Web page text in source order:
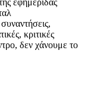
εφημερίδας
κριτικές
δεν χάνουμε το